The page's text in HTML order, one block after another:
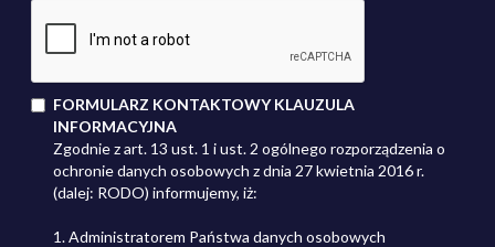
FORMULARZ KONTAKTOWY KLAUZULA
INFORMACYJNA
Zgodnie z art. 13 ust. 1 i ust. 2 ogólnego rozporządzenia o
ochronie danych osobowych z dnia 27 kwietnia 2016 r.
(dalej: RODO) informujemy, iż:
1. Administratorem Państwa danych osobowych